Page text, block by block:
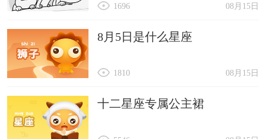
08月15日
1696
8月5日是什么星座
08月15日
1810
十二星座专属公主裙